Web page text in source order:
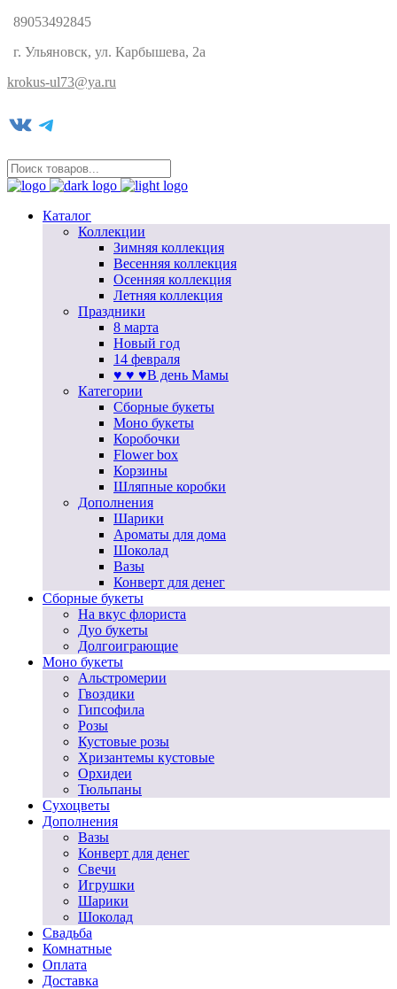
89053492845
г. Ульяновск, ул. Карбышева, 2а
krokus-ul73@ya.ru
VK Telegram
Каталог
Коллекции
Зимняя коллекция
Весенняя коллекция
Осенняя коллекция
Летняя коллекция
Праздники
8 марта
Новый год
14 февраля
♥ ♥ ♥В день Мамы
Категории
Сборные букеты
Моно букеты
Коробочки
Flower box
Корзины
Шляпные коробки
Дополнения
Шарики
Ароматы для дома
Шоколад
Вазы
Конверт для денег
Сборные букеты
На вкус флориста
Дуо букеты
Долгоиграющие
Моно букеты
Альстромерии
Гвоздики
Гипсофила
Розы
Кустовые розы
Хризантемы кустовые
Орхидеи
Тюльпаны
Сухоцветы
Дополнения
Вазы
Конверт для денег
Свечи
Игрушки
Шарики
Шоколад
Свадьба
Комнатные
Оплата
Доставка